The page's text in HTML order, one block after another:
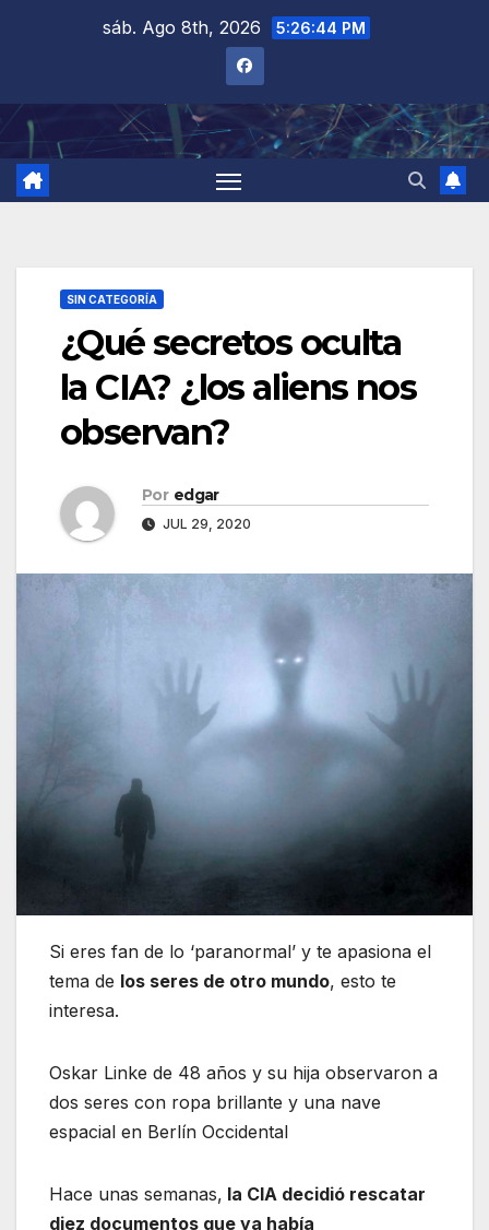
sáb. Ago 8th, 2026 5:26:45 PM
SIN CATEGORÍA
¿Qué secretos oculta
la CIA? ¿los aliens nos
observan?
Por edgar
JUL 29, 2020
Si eres fan de lo ‘paranormal’ y te apasiona el
tema de los seres de otro mundo, esto te
interesa.
Oskar Linke de 48 años y su hija observaron a
dos seres con ropa brillante y una nave
espacial en Berlín Occidental
Hace unas semanas, la CIA decidió rescatar
diez documentos que ya había